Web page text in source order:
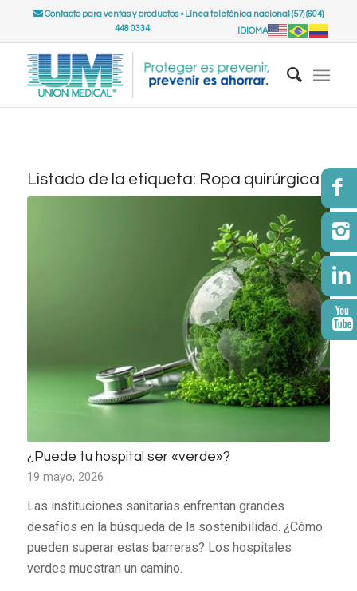
Contacto para ventas y productos• Línea telefónica nacional (57) (604)
448 0334
IDIOMA
Listado de la etiqueta: Ropa quirúrgica
¿Puede tu hospital ser «verde»?
19 mayo, 2026
Las instituciones sanitarias enfrentan grandes
desafíos en la búsqueda de la sostenibilidad. ¿Cómo
pueden superar estas barreras? Los hospitales
verdes muestran un camino.